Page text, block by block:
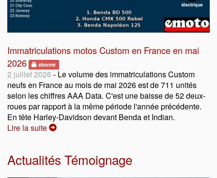
Immatriculations motos Custom en France en mai
2026
abonné
2 juillet 2026 - Le volume des immatriculations Custom
neufs en France au mois de mai 2026 est de 711 unités
selon les chiffres AAA Data. C'est une baisse de 52 deux-
roues par rapport à la même période l'année précédente.
En tête Harley-Davidson devant Benda et Indian.
Lire la suite
Actualités Témoignage